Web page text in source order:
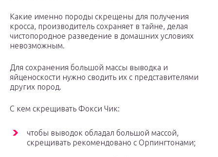
Какие именно породы скрещены для получения
кросса, производитель сохраняет в тайне, делая
чистопородное разведение в домашних условиях
невозможным.
Для сохранения большой массы выводка и
яйценоскости нужно сводить их с представителями
других пород.
С кем скрещивать Фокси Чик:
чтобы выводок обладал большой массой,
скрещивать рекомендовано с Орпингтонами;